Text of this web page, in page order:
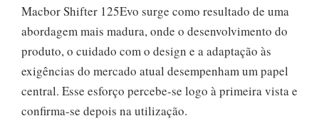
Macbor Shifter 125Evo surge como resultado de uma
abordagem mais madura, onde o desenvolvimento do
produto, o cuidado com o design e a adaptação às
exigências do mercado atual desempenham um papel
central. Esse esforço percebe-se logo à primeira vista e
confirma-se depois na utilização.